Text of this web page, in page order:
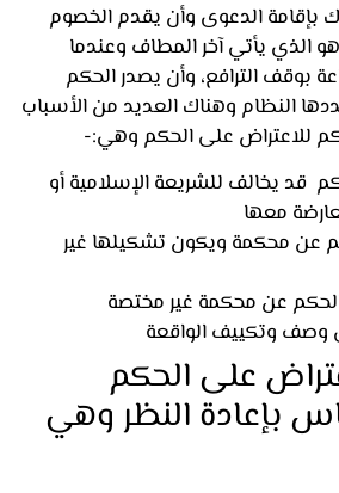
الدعوى وأن يقدم الخصوم
يأتي آخر المطاف وعندما
الترافع، وأن يصدر الحكم
وهناك العديد من الأسباب
على الحكم وهي:-
يخالف للشريعة الإسلامية أو
معها
محكمة ويكون تشكيلها غير
عن محكمة غير مختصة
وتكييف الواقعة
على الحكم
بإعادة النظر وهي